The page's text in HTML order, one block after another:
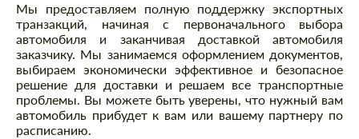
Мы предоставляем полную поддержку экспортных
транзакций, начиная с первоначального выбора
автомобиля и заканчивая доставкой автомобиля
заказчику. Мы занимаемся оформлением документов,
выбираем экономически эффективное и безопасное
решение для доставки и решаем все транспортные
проблемы. Вы можете быть уверены, что нужный вам
автомобиль прибудет к вам или вашему партнеру по
расписанию.